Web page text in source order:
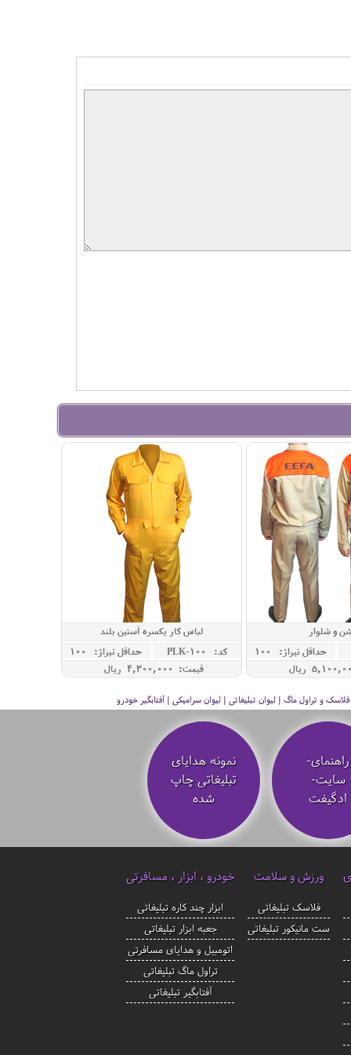
و شلوار
حداقل تيراژ: 100
لباس کار یکسره آستین بلند
کد: PLK-100
حداقل تيراژ: 100
قیمت: 4,300,000 ريال
و تراول ماگ | لیوان تبلیغاتی | لیوان سرامیکی | آفتابگیر خودرو
راهنمای-
سایت-
ادگیفت
نمونه هدایای
تبلیغاتی چاپ
شده
ورزش و سلامت
فلاسک تبلیغاتی
ست مانیکور تبلیغاتی
خودرو ، ابزار ، مسافرتی
ابزار چند کاره تبلیغاتی
جعبه ابزار تبلیغاتی
اتومبیل و هدایای مسافرتی
تراول ماگ تبلیغاتی
آفتابگیر تبلیغاتی